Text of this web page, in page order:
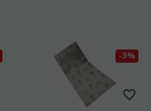
-3%